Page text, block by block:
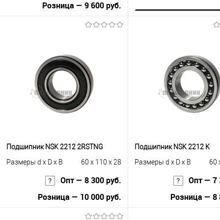
Розница — 9 600 руб.
Купить в 1 клик
К сравнению
В избранное
В наличии
Запросить
В избранное
Под
Подшипник NSK 2212 2RSTNG
Размеры d x D x B
60 x 110 x 28
Опт — 8 300 руб.
Розница — 10 000 руб.
Подшипник NSK 2212 K
Размеры d x D x B
60
Опт — 7
Розница — 8